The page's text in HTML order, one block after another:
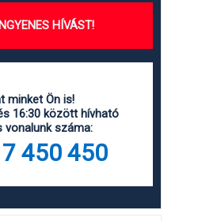
HÍVÁST!
minket Ön is!
16:30 között hívható
száma:
450 450